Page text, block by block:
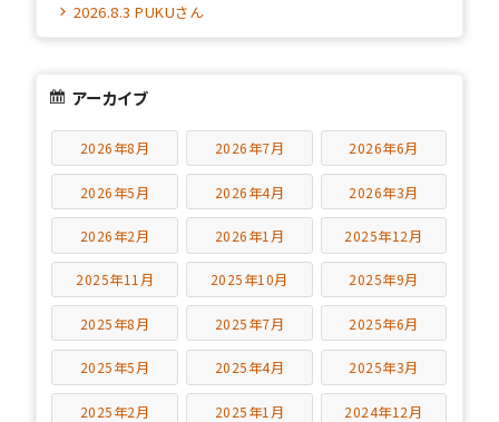
2026.8.3 PUKUさん
アーカイブ
2026年8月 2026年7月 2026年6月
2026年5月 2026年4月 2026年3月
2026年2月 2026年1月 2025年12月
2025年11月 2025年10月 2025年9月
2025年8月 2025年7月 2025年6月
2025年5月 2025年4月 2025年3月
2025年2月 2025年1月 2024年12月